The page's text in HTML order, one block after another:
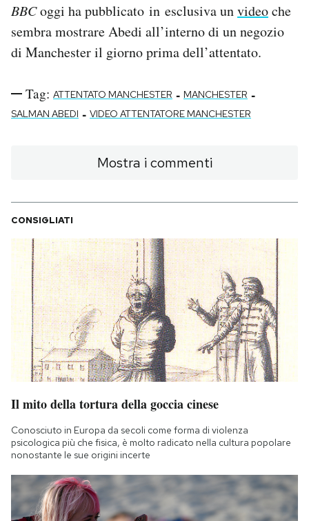
BBCoggi ha pubblicato in esclusiva unvideoche
sembra mostrare Abedi all’interno di un negozio
di Manchester il giorno prima dell’attentato.
Tag: ATTENTATO MANCHESTER - MANCHESTER -
SALMAN ABEDI - VIDEO ATTENTATORE MANCHESTER
Mostra i commenti
CONSIGLIATI
Il mito della tortura della goccia cinese
Conosciuto in Europa da secoli come forma di violenza
psicologica più che fisica, è molto radicato nella cultura popolare
nonostante le sue origini incerte